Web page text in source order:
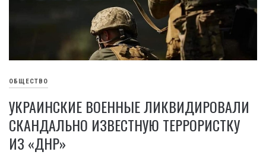
ОБЩЕСТВО
УКРАИНСКИЕ ВОЕННЫЕ ЛИКВИДИРОВАЛИ
СКАНДАЛЬНО ИЗВЕСТНУЮ ТЕРРОРИСТКУ
ИЗ «ДНР»